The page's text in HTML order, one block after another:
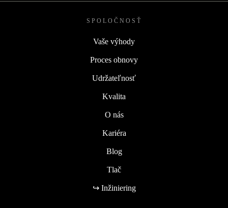
SPOLOČNOSŤ
Vaše výhody
Proces obnovy
Udržateľnosť
Kvalita
O nás
Kariéra
Blog
Tlač
↪ Inžiniering